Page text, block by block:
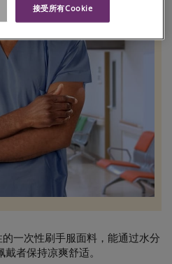
一次性刷手服面料，能通过水分
者保持凉爽舒适。
接受所有Cookie